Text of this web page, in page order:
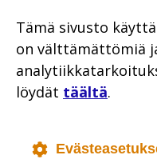
Evästekäytännöt
Civil Society
Tämä sivusto
on välttämättömiä
löydät täältä.